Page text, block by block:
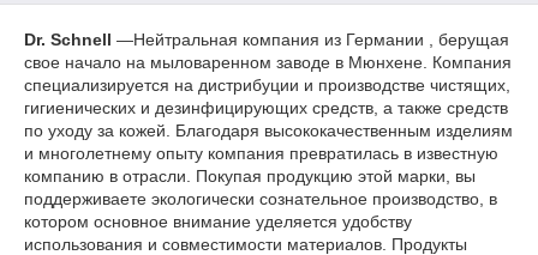
Dr. Schnell —Нейтральная компания из Германии , берущая
свое начало на мыловаренном заводе в Мюнхене. Компания
специализируется на дистрибуции и производстве чистящих,
гигиенических и дезинфицирующих средств, а также средств
по уходу за кожей. Благодаря высококачественным изделиям
и многолетнему опыту компания превратилась в известную
компанию в отрасли. Покупая продукцию этой марки, вы
поддерживаете экологически сознательное производство, в
котором основное внимание уделяется удобству
использования и совместимости материалов. Продукты